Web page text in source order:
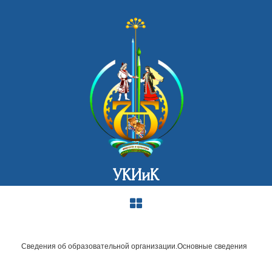
УКИиК
Сведения об образовательной организации.Основные сведения